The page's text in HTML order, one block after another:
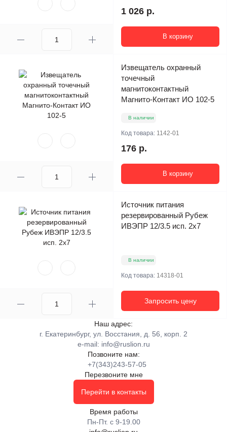
1 026 р.
В корзину
Извещатель охранный
точечный
магнитоконтактный
Магнито-Контакт ИО 102-5
В наличии
Код товара: 1142-01
176 р.
В корзину
Источник питания
резервированный Рубеж
ИВЭПР 12/3.5 исп. 2x7
В наличии
Код товара: 14318-01
Запросить цену
Наш адрес:
г. Екатеринбург, ул. Восстания, д. 56, корп. 2
e-mail: info@ruslion.ru
Позвоните нам:
+7(343)243-57-05
Перезвоните мне
Перейти в контакты
Время работы
Пн-Пт. с 9-19.00